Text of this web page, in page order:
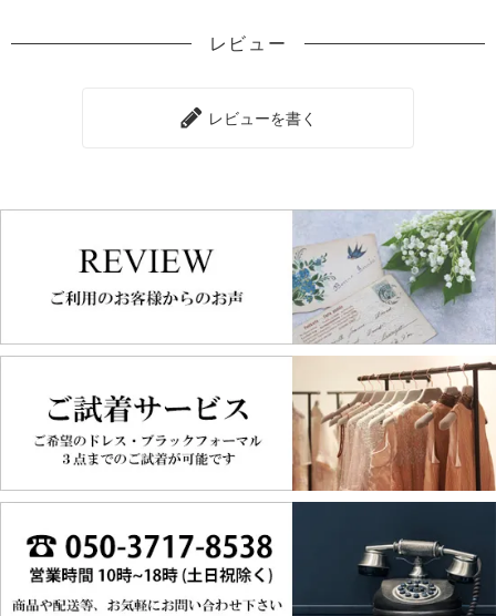
レビュー
レビューを書く